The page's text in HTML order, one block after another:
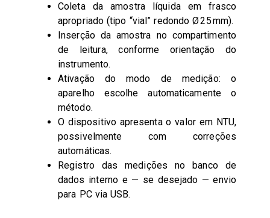
Coleta da amostra líquida em frasco
apropriado (tipo “vial” redondo Ø 25 mm).
Inserção da amostra no compartimento
de leitura, conforme orientação do
instrumento.
Ativação do modo de medição: o
aparelho escolhe automaticamente o
método.
O dispositivo apresenta o valor em NTU,
possivelmente com correções
automáticas.
Registro das medições no banco de
dados interno e — se desejado — envio
para PC via USB.